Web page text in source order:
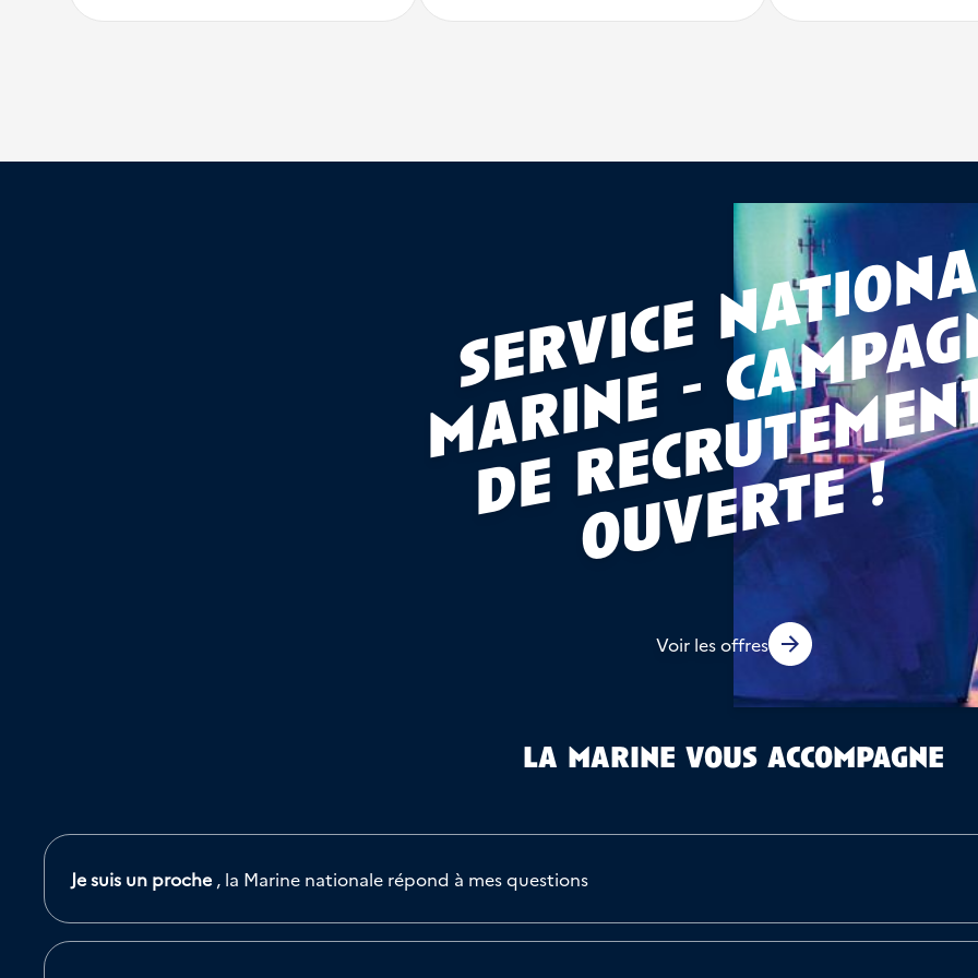
!
Voir les offres
la marine vous accompagne
Je suis un proche , la Marine nationale répond à mes questions